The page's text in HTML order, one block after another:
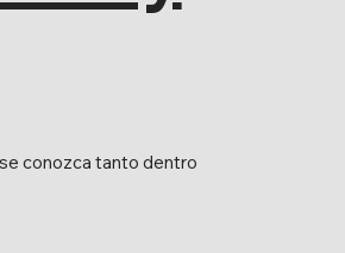
conozca tanto dentro